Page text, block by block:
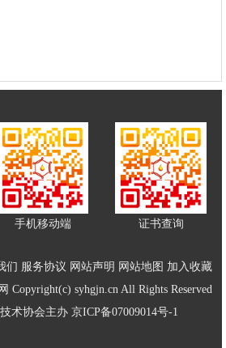
手机移动端 证书查询
们 服务协议 网站声明 网站地图 加入收藏
syhgjn.cn All Rights Reserved
术协会主办 京ICP备07009014号-1